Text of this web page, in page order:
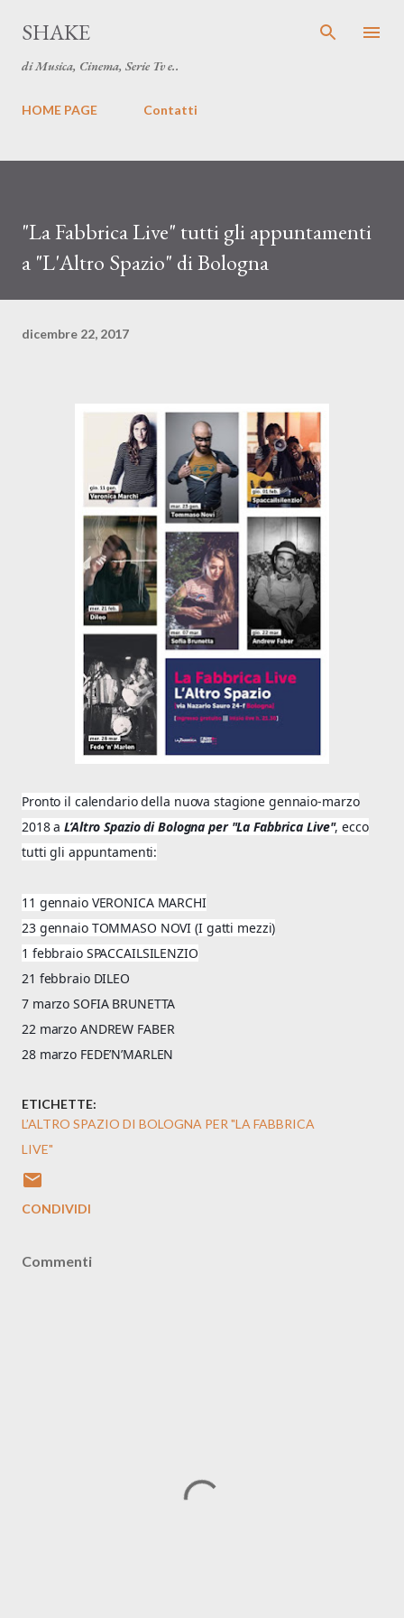
SHAKE
di Musica, Cinema, Serie Tv e..
HOME PAGE Contatti
"La Fabbrica Live" tutti gli appuntamenti
a "L'Altro Spazio" di Bologna
dicembre 22, 2017
Pronto il calendario della nuova stagione gennaio-marzo
2018 aL’Altro Spazio di Bologna per "La Fabbrica Live", ecco
tutti gli appuntamenti:
11 gennaio VERONICA MARCHI
23 gennaio TOMMASO NOVI (I gatti mezzi)
1 febbraio SPACCAILSILENZIO
21 febbraio DILEO
7 marzo SOFIA BRUNETTA
22 marzo ANDREW FABER
28 marzo FEDE’N’MARLEN
ETICHETTE:
L’ALTRO SPAZIO DI BOLOGNA PER "LA FABBRICA
LIVE"
CONDIVIDI
Commenti